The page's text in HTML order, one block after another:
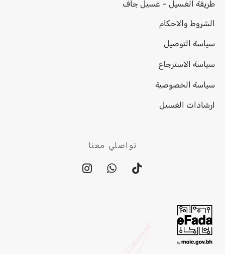
طريقة الغسيل – غسيل جاف
الشروط والاحكام
سياسة التوصيل
سياسة الاسترجاع
سياسة الخصوصية
ارشادات الغسيل
تواصلي معنا